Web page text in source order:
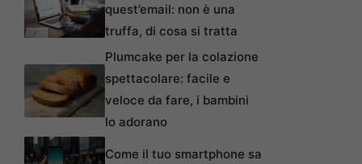
quest’email: non è una
truffa, di cosa si tratta
Plumcake per la colazione
spettacolare: facile e
veloce da fare, i bambini
lo adorano
Come il tuo smartphone sa